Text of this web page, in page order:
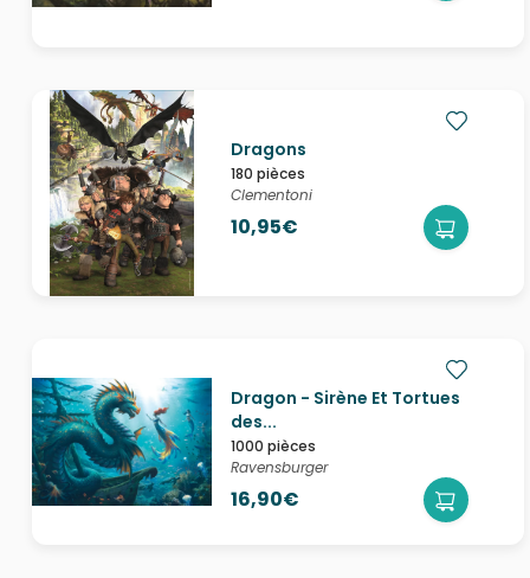
Dragons
180 pièces
Clementoni
10,95€
Dragon - Sirène Et Tortues
des...
1000 pièces
Ravensburger
16,90€